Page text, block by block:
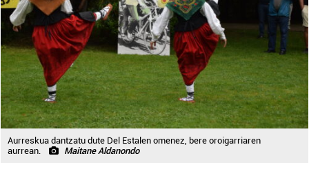
Aurreskua dantzatu dute Del Estalen omenez, bere oroigarriaren
aurrean.
Maitane Aldanondo